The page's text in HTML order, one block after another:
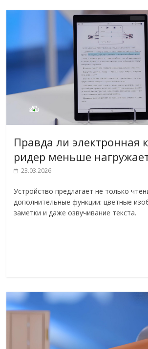
Правда ли электронная
ридер меньше
23.03.2026
Устройство предлагает не только
дополнительные функции: цветные
заметки и даже озвучивание текста.